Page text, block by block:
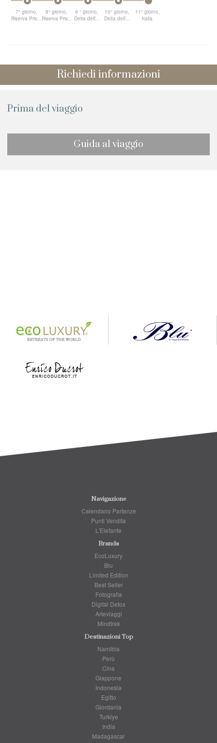
7° giorno,
Riserva Priv...
8° giorno,
Riserva Priv...
9 ° giorno,
Delta dell’...
10° giorno,
Delta dell’...
11° giorno,
Italia
Richiedi informazioni
Prima del viaggio
Guida al viaggio
Navigazione
Calendario Partenze
Punti Vendita
L'Elefante
Brands
EcoLuxury
Blu
Limited Edition
Best Seller
Fotografia
Digital Detox
Arteviaggi
Mindtrek
Destinazioni Top
Namibia
Perù
Cina
Giappone
Indonesia
Egitto
Giordania
Turkiye
India
Madagascar